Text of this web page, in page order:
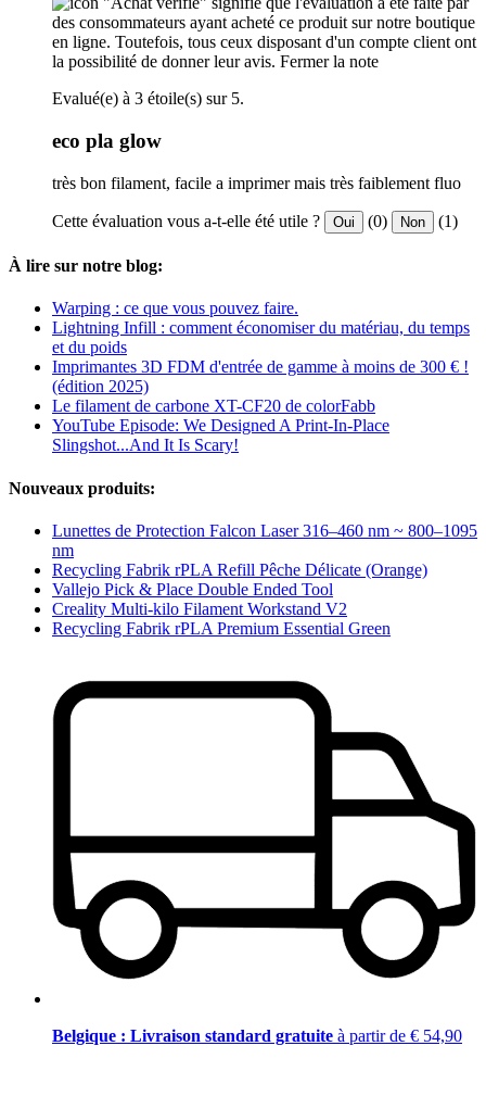
des consommateurs ayant acheté ce produit sur notre boutique
en ligne. Toutefois, tous ceux disposant d'un compte client ont
la possibilité de donner leur avis. Fermer la note
Evalué(e) à 3 étoile(s) sur 5.
eco pla glow
très bon filament, facile a imprimer mais très faiblement fluo
Cette évaluation vous a-t-elle été utile ? Oui (0) Non (1)
À lire sur notre blog:
Warping : ce que vous pouvez faire.
Lightning Infill : comment économiser du matériau, du temps
et du poids
Imprimantes 3D FDM d'entrée de gamme à moins de 300 € !
(édition 2025)
Le filament de carbone XT-CF20 de colorFabb
YouTube Episode: We Designed A Print-In-Place
Slingshot...And It Is Scary!
Nouveaux produits:
Lunettes de Protection Falcon Laser 316–460 nm ~ 800–1095
nm
Recycling Fabrik rPLA Refill Pêche Délicate (Orange)
Vallejo Pick & Place Double Ended Tool
Creality Multi-kilo Filament Workstand V2
Recycling Fabrik rPLA Premium Essential Green
Belgique : Livraison standard gratuite à partir de € 54,90